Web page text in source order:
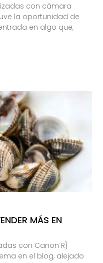
con cámara
la oportunidad de
en algo que,
MÁS EN
con Canon R}
en el blog, alejado